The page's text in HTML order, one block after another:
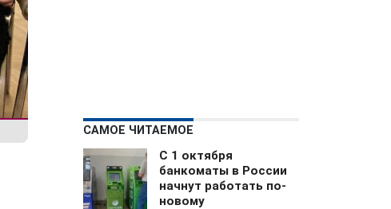
САМОЕ ЧИТАЕМОЕ
С 1 октября
банкоматы в России
начнут работать по-
новому